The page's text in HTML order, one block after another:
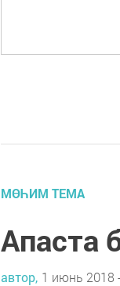
МӨҺИМ ТЕМА
Апаста
автор, 1 июнь 2018